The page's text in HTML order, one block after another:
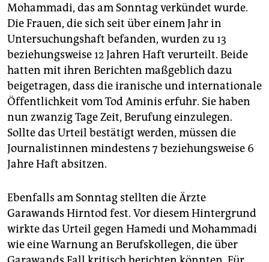
Mohammadi, das am Sonntag verkündet wurde.
Die Frauen, die sich seit über einem Jahr in
Untersuchungshaft befanden, wurden zu 13
beziehungsweise 12 Jahren Haft verurteilt. Beide
hatten mit ihren Berichten maßgeblich dazu
beigetragen, dass die iranische und internationale
Öffentlichkeit vom Tod Aminis erfuhr. Sie haben
nun zwanzig Tage Zeit, Berufung einzulegen.
Sollte das Urteil bestätigt werden, müssen die
Journalistinnen mindestens 7 beziehungsweise 6
Jahre Haft absitzen.
Ebenfalls am Sonntag stellten die Ärzte
Garawands Hirntod fest. Vor diesem Hintergrund
wirkte das Urteil gegen Hamedi und Mohammadi
wie eine Warnung an Berufskollegen, die über